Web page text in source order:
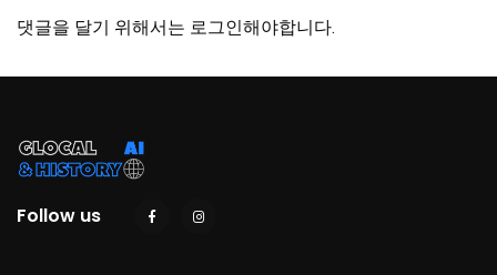
댓글을 달기 위해서는 로그인해야합니다.
Follow us